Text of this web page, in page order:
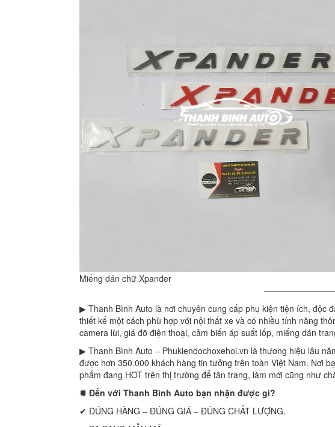
Miếng dán chữ Xpander
▶ Thanh Bình Auto là nơi chuyên cung cấp phụ kiện tiện ích, độc
thiết kế một cách phù hợp với nội thất xe và có nhiều tính năng
camera lùi, giá đỡ điện thoại, cảm biến áp suất lốp, miếng dán
▶ Thanh Bình Auto – Phukiendochoxehoi.vn là thương hiệu lâu
được hơn 350.000 khách hàng tin tưởng trên toàn Việt Nam. Nơi
phẩm đang HOT trên thị trường để tân trang, làm mới cũng như
✹ Đến với Thanh Bình Auto bạn nhận được gì?
✔ ĐÚNG HÀNG – ĐÚNG GIÁ – ĐÚNG CHẤT LƯỢNG.